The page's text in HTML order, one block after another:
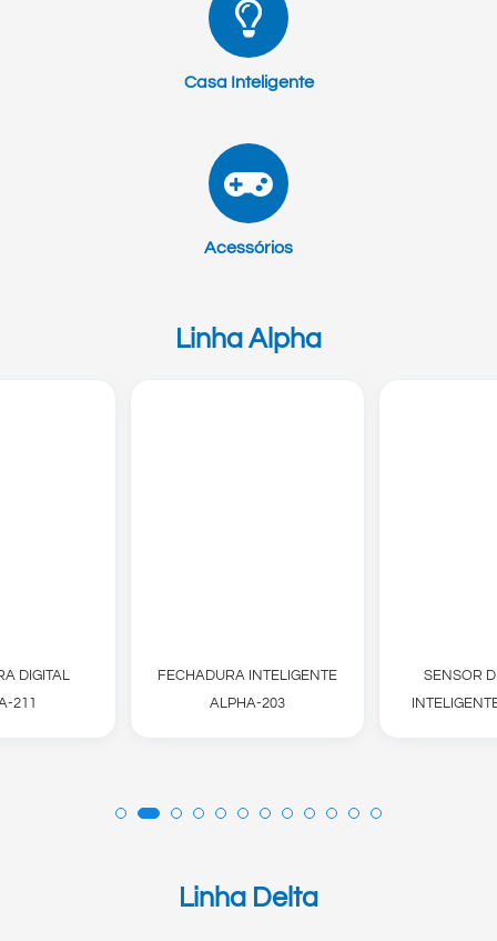
Casa Inteligente
Acessórios
Linha Alpha
DIGITAL
211
FECHADURA INTELIGENTE
ALPHA-203
SENSOR
Linha Delta